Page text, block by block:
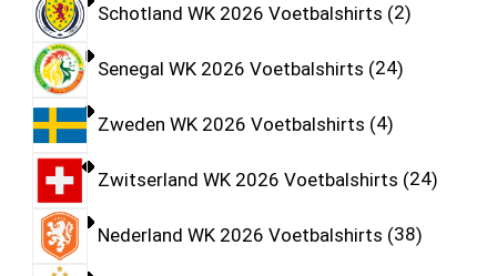
Schotland WK 2026 Voetbalshirts 2
Senegal WK 2026 Voetbalshirts 24
Zweden WK 2026 Voetbalshirts 4
Zwitserland WK 2026 Voetbalshirts 24
Nederland WK 2026 Voetbalshirts 38